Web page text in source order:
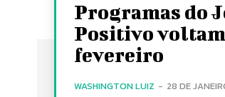
Programas do
Positivo
fevereiro
WASHINGTON LUIZ - 28 DE